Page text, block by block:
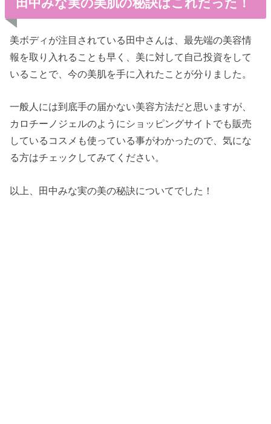
田中みな実の美肌の秘訣はこれだった！
美ボディが注目されている田中さんは、最先端の美容情
報を取り入れることも早く、美に対して自己投資をして
いることで、今の美肌を手に入れたことが分りました。
一般人には到底手の届かない美容方法だと思いますが、
カロチーノジェルのようにショッピングサイトでも販売
しているコスメも使っている事がわかったので、気にな
る方はチェックしてみてください。
以上、田中みな実の美の秘訣についてでした！